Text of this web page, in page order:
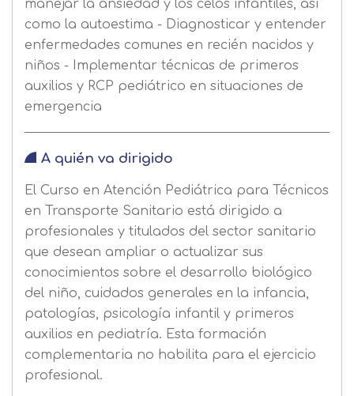
manejar la ansiedad y los celos infantiles, así
como la autoestima - Diagnosticar y entender
enfermedades comunes en recién nacidos y
niños - Implementar técnicas de primeros
auxilios y RCP pediátrico en situaciones de
emergencia
A quién va dirigido
El Curso en Atención Pediátrica para Técnicos
en Transporte Sanitario está dirigido a
profesionales y titulados del sector sanitario
que desean ampliar o actualizar sus
conocimientos sobre el desarrollo biológico
del niño, cuidados generales en la infancia,
patologías, psicología infantil y primeros
auxilios en pediatría. Esta formación
complementaria no habilita para el ejercicio
profesional.